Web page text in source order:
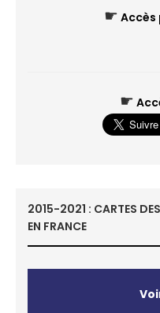
☛ Accès
☛
2015-2021 : CARTES
EN FRANCE